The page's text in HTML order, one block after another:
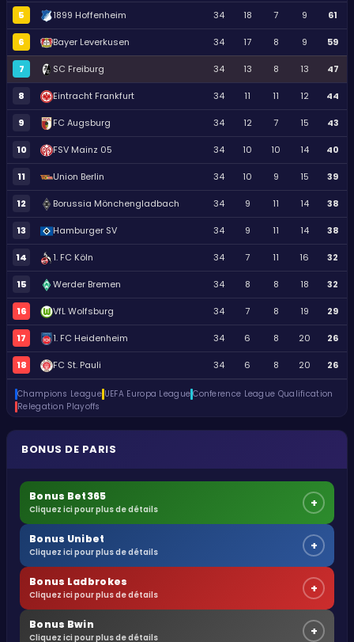
5 1899 Hoffenheim 34 18 7 9 61
6 Bayer Leverkusen 34 17 8 9 59
7 SC Freiburg 34 13 8 13 47
8 Eintracht Frankfurt 34 11 11 12 44
9 FC Augsburg 34 12 7 15 43
10 FSV Mainz 05 34 10 10 14 40
11 Union Berlin 34 10 9 15 39
12 Borussia Mönchengladbach 34 9 11 14 38
13 Hamburger SV 34 9 11 14 38
14 1. FC Köln 34 7 11 16 32
15 Werder Bremen 34 8 8 18 32
16 VfL Wolfsburg 34 7 8 19 29
17 1. FC Heidenheim 34 6 8 20 26
18 FC St. Pauli 34 6 8 20 26
Champions League UEFA Europa League Conference League Qualification
Relegation Playoffs
BONUS DE PARIS
Bonus Bet365
Cliquez ici pour plus de détails +
Bonus Unibet
Cliquez ici pour plus de détails +
Bonus Ladbrokes
Cliquez ici pour plus de détails +
Bonus Bwin
Cliquez ici pour plus de détails +